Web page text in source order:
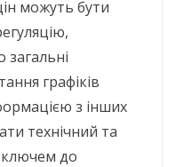
можуть бути
загальні
графіків
з інших
технічний та
ключем до